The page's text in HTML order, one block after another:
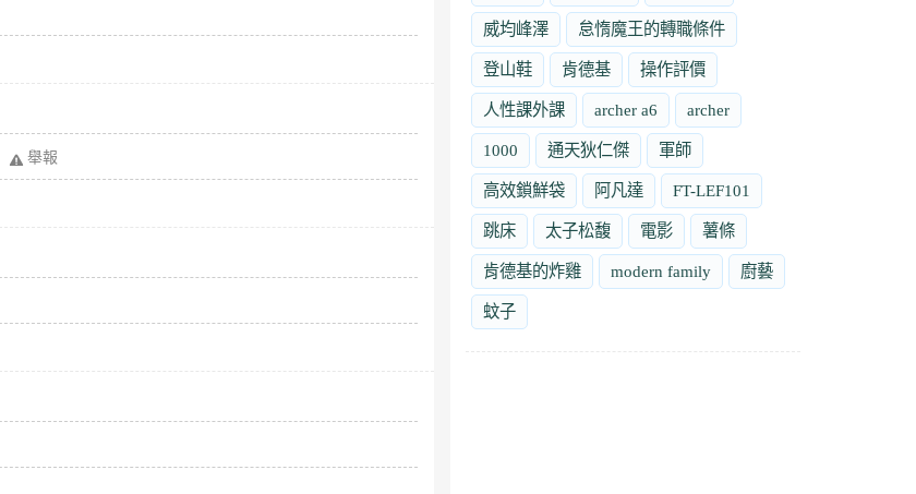
舉報
威均峰澤 怠惰魔王的轉職條件
登山鞋 肯德基 操作評價
人性課外課 archer a6 archer
1000 通天狄仁傑 軍師
高效鎖鮮袋 阿凡達 FT-LEF101
跳床 太子松馥 電影 薯條
肯德基的炸雞 modern family 廚藝
蚊子